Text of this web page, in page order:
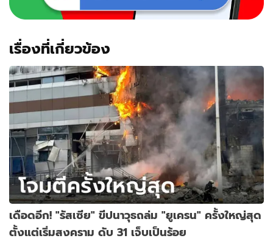
เรื่องที่เกี่ยวข้อง
เดือดอีก! "รัสเซีย" ขีปนาวุธถล่ม "ยูเครน" ครั้งใหญ่สุด
ตั้งแต่เริ่มสงคราม ดับ 31 เจ็บเป็นร้อย